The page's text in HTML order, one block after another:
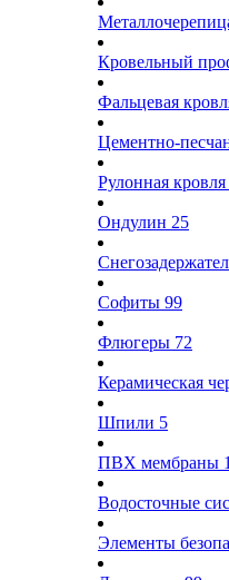
Кровельный
Фальцевая
Цементно-
Рулонная кровля
Ондулин 25
Софиты 99
Флюгеры 72
Керамическая
Шпили 5
ПВХ мембраны
Водосточные
Элементы